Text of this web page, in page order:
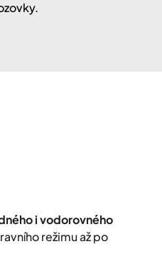
i vodorovného
režimu až po